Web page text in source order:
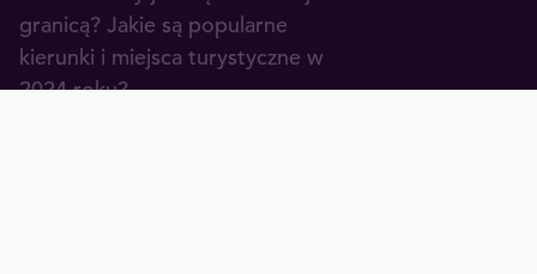
granicą? Jakie są popularne
kierunki i miejsca turystyczne w
2024 roku?